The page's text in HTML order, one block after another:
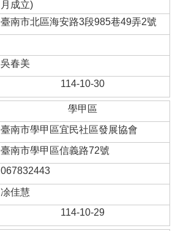
月成立)
臺南市北區海安路3段985巷49弄2號
吳春美
114-10-30
學甲區
臺南市學甲區宜民社區發展協會
臺南市學甲區信義路72號
067832443
凃佳慧
114-10-29